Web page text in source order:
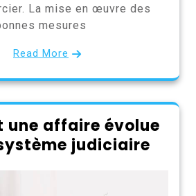
La mise en œuvre des
mesures
Read More
une affaire évolue
judiciaire